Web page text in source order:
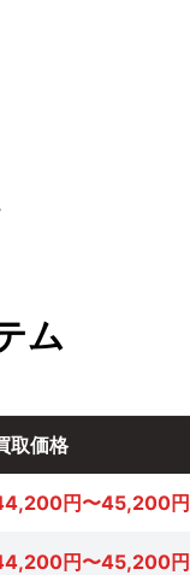
ム
取価格
円〜45,200円
円〜45,200円